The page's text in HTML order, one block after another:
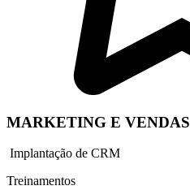
MARKETING E VENDAS
Implantação de CRM
Treinamentos